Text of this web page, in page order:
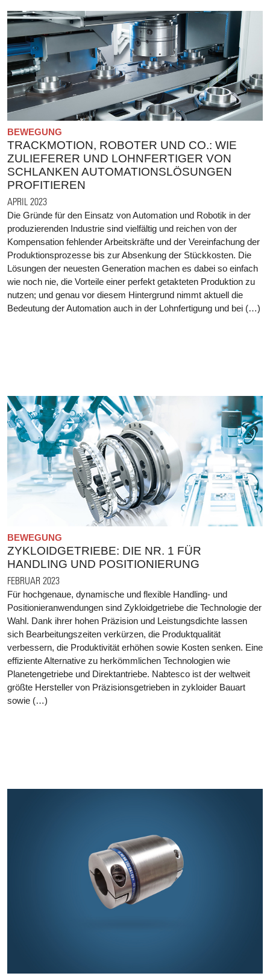
BEWEGUNG
TRACKMOTION, ROBOTER UND CO.: WIE
ZULIEFERER UND LOHNFERTIGER VON
SCHLANKEN AUTOMATIONSLÖSUNGEN
PROFITIEREN
APRIL 2023
Die Gründe für den Einsatz von Automation und Robotik in der
produzierenden Industrie sind vielfältig und reichen von der
Kompensation fehlender Arbeitskräfte und der Vereinfachung der
Produktionsprozesse bis zur Absenkung der Stückkosten. Die
Lösungen der neuesten Generation machen es dabei so einfach
wie noch nie, die Vorteile einer perfekt getakteten Produktion zu
nutzen; und genau vor diesem Hintergrund nimmt aktuell die
Bedeutung der Automation auch in der Lohnfertigung und bei (…)
BEWEGUNG
ZYKLOIDGETRIEBE: DIE NR. 1 FÜR
HANDLING UND POSITIONIERUNG
FEBRUAR 2023
Für hochgenaue, dynamische und flexible Handling- und
Positionieranwendungen sind Zykloidgetriebe die Technologie der
Wahl. Dank ihrer hohen Präzision und Leistungsdichte lassen
sich Bearbeitungszeiten verkürzen, die Produktqualität
verbessern, die Produktivität erhöhen sowie Kosten senken. Eine
effiziente Alternative zu herkömmlichen Technologien wie
Planetengetriebe und Direktantriebe. Nabtesco ist der weltweit
größte Hersteller von Präzisionsgetrieben in zykloider Bauart
sowie (…)